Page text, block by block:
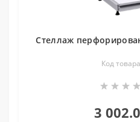
Стеллаж
Код
3